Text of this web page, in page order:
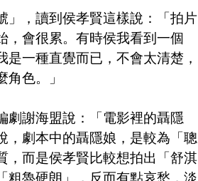
」，讀到侯孝賢這樣說：「拍片
，會很累。有時侯我看到一個
一種直覺而已，不會太清楚，
色。」
劇謝海盟說：「電影裡的聶隱
，劇本中的聶隱娘，是較為「聰
，而是侯孝賢比較想拍出「舒淇
粗魯硬朗」，反而有點哀愁，淡